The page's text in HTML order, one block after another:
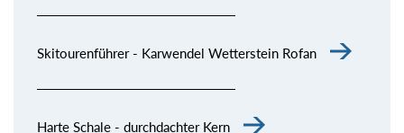
Skitourenführer - Karwendel Wetterstein Rofan
Harte Schale - durchdachter Kern